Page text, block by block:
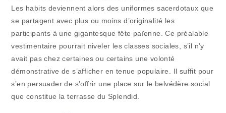
Les habits deviennent alors des uniformes sacerdotaux que
se partagent avec plus ou moins d’originalité les
participants à une gigantesque fête païenne. Ce préalable
vestimentaire pourrait niveler les classes sociales, s’il n’y
avait pas chez certaines ou certains une volonté
démonstrative de s’afficher en tenue populaire. Il suffit pour
s’en persuader de s’offrir une place sur le belvédère social
que constitue la terrasse du Splendid.